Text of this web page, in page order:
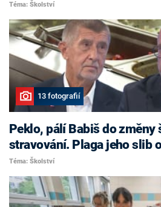
Téma: Školství
13 fotografií
Peklo, pálí Babiš do změny
stravování. Plaga jeho slib
Téma: Školství